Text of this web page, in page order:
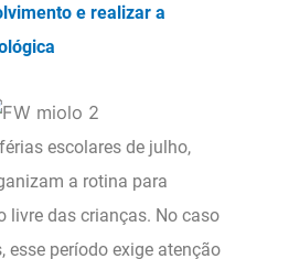
e realizar a
escolares de julho,
a rotina para
livre das crianças. No caso
período exige atenção